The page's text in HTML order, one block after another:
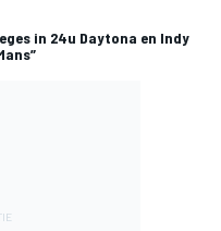
in 24u Daytona en Indy